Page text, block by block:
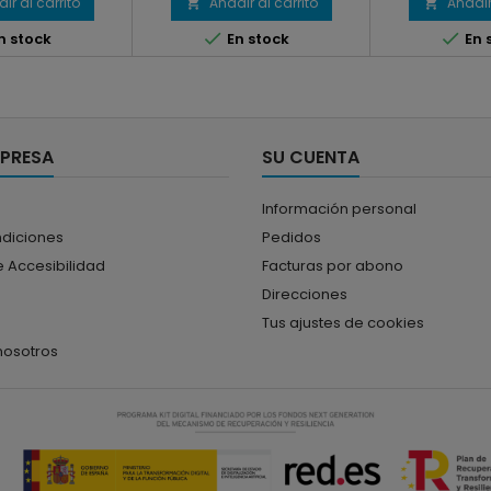
stock  En stock  En
Accesibilidad
SU CUENTA
Información personal
Pedidos
Facturas por abono
Direcciones
Tus ajustes de cookies